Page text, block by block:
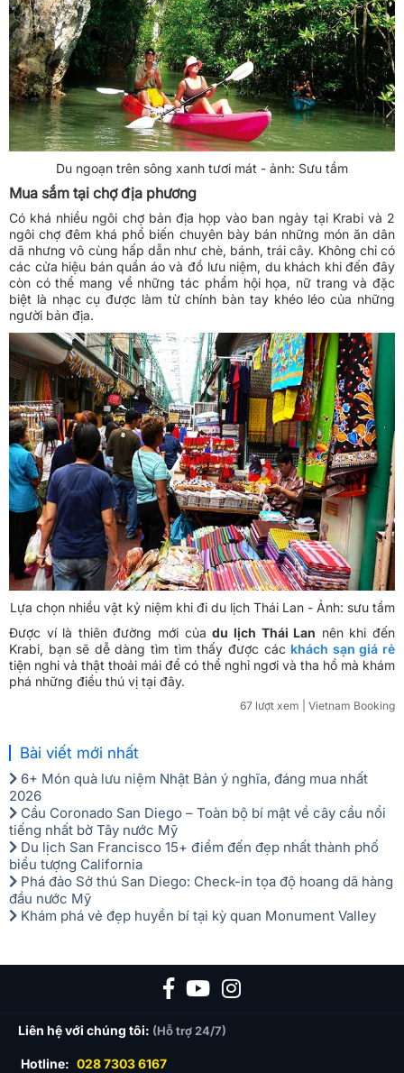
Du ngoạn trên sông xanh tươi mát - ảnh: Sưu tầm
Mua sắm tại chợ địa phương
Có khá nhiều ngôi chợ bản địa họp vào ban ngày tại Krabi và 2
ngôi chợ đêm khá phổ biến chuyên bày bán những món ăn dân
dã nhưng vô cùng hấp dẫn như chè, bánh, trái cây. Không chỉ có
các cửa hiệu bán quần áo và đồ lưu niệm, du khách khi đến đây
còn có thể mang về những tác phẩm hội họa, nữ trang và đặc
biệt là nhạc cụ được làm từ chính bàn tay khéo léo của những
người bản địa.
Lựa chọn nhiều vật kỷ niệm khi đi du lịch Thái Lan - Ảnh: sưu tầm
Được ví là thiên đường mới củadu lịch Thái Lan nên khi đến
Krabi, bạn sẽ dễ dàng tìm tìm thấy được cáckhách sạn giá rẻ
tiện nghi và thật thoải mái để có thể nghỉ ngơi và tha hồ mà khám
phá những điều thú vị tại đây.
67 lượt xem | Vietnam Booking
Bài viết mới nhất
6+ Món quà lưu niệm Nhật Bản ý nghĩa, đáng mua nhất
2026
Cầu Coronado San Diego – Toàn bộ bí mật về cây cầu nổi
tiếng nhất bờ Tây nước Mỹ
Du lịch San Francisco 15+ điểm đến đẹp nhất thành phố
biểu tượng California
Phá đảo Sở thú San Diego: Check-in tọa độ hoang dã hàng
đầu nước Mỹ
Khám phá vẻ đẹp huyền bí tại kỳ quan Monument Valley
Liên hệ với chúng tôi: (Hỗ trợ 24/7)
Hotline: 028 7303 6167